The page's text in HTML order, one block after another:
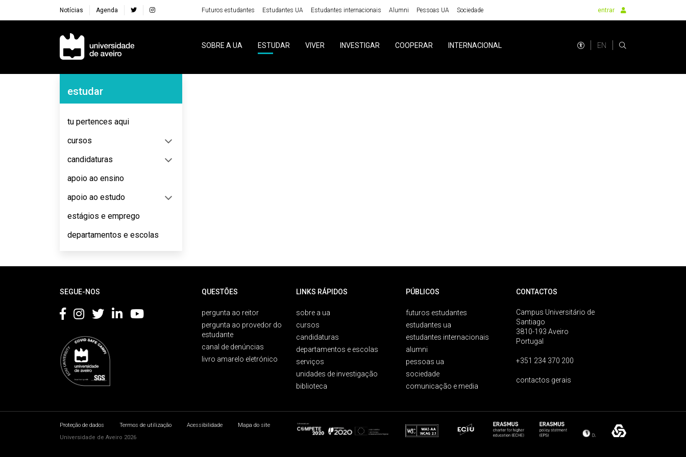
Notícias Agenda Futuros estudantes Estudantes UA Estudantes internacionais Alumni Pessoas UA Sociedade entrar
Navegação Principal
SOBRE A UA ESTUDAR VIVER INVESTIGAR COOPERAR INTERNACIONAL EN
Navegação Lateral
estudar
tu pertences aqui
cursos
candidaturas
apoio ao ensino
apoio ao estudo
estágios e emprego
departamentos e escolas
SEGUE-NOS QUESTÕES
pergunta ao reitor
pergunta ao provedor do
estudante
canal de denúncias
livro amarelo eletrónico
LINKS RÁPIDOS
sobre a ua
cursos
candidaturas
departamentos e escolas
serviços
unidades de investigação
biblioteca
PÚBLICOS
futuros estudantes
estudantes ua
estudantes internacionais
alumni
pessoas ua
sociedade
comunicação e media
CONTACTOS
Campus Universitário de
Santiago
3810-193 Aveiro
Portugal
+351 234 370 200
contactos gerais
Proteção de dados Termos de utilização Acessibilidade
Mapa do site
Universidade de Aveiro 2026